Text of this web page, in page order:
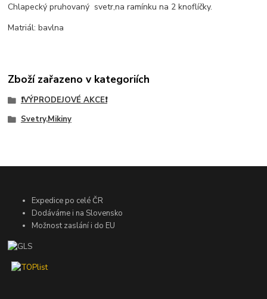
Chlapecký pruhovaný svetr,na ramínku na 2 knoflíčky.
Matriál: bavlna
Zboží zařazeno v kategoriích
❗VÝPRODEJOVÉ AKCE❗
Svetry,Mikiny
Expedice po celé ČR
Dodáváme i na Slovensko
Možnost zaslání i do EU